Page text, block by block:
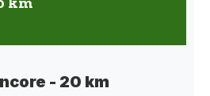
- 20 km